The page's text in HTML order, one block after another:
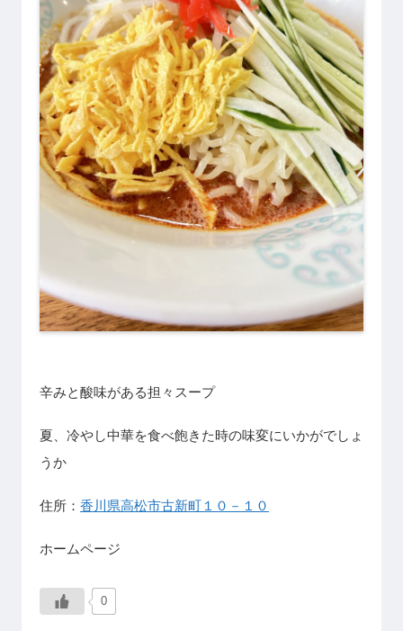
辛みと酸味がある担々スープ
夏、冷やし中華を食べ飽きた時の味変にいかがでしょ
うか
住所： 香川県高松市古新町１０－１０
ホームページ
0